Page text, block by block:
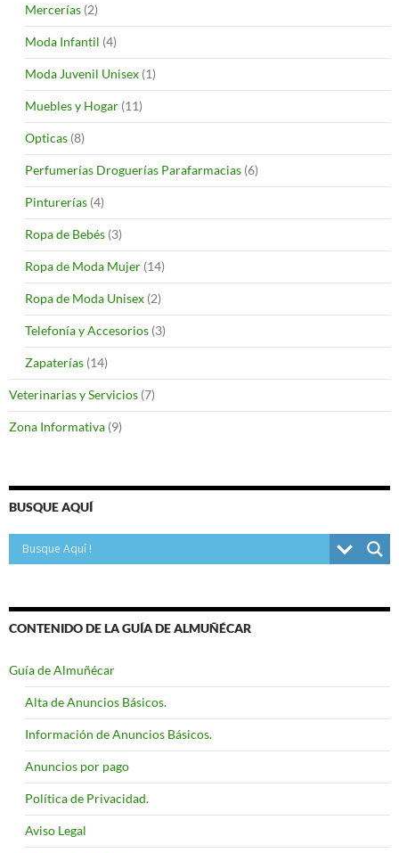
Mercerías (2)
Moda Infantil (4)
Moda Juvenil Unisex (1)
Muebles y Hogar (11)
Opticas (8)
Perfumerías Droguerías Parafarmacias (6)
Pinturerías (4)
Ropa de Bebés (3)
Ropa de Moda Mujer (14)
Ropa de Moda Unisex (2)
Telefonía y Accesorios (3)
Zapaterías (14)
Veterinarias y Servicios (7)
Zona Informativa (9)
BUSQUE AQUÍ
CONTENIDO DE LA GUÍA DE ALMUÑÉCAR
Guía de Almuñécar
Alta de Anuncios Básicos.
Información de Anuncios Básicos.
Anuncios por pago
Política de Privacidad.
Aviso Legal